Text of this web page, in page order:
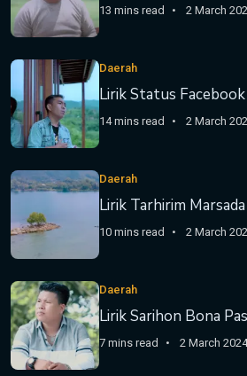
13 mins read 2 March
Daerah
Lirik Status Facebook
14 mins read 2 March
Daerah
Lirik Tarhirim
10 mins read 2 March
Daerah
Lirik Sarihon Bona
7 mins read 2 March 2024